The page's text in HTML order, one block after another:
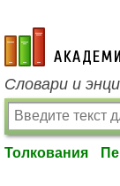
academic.ru
Словари и
Толкования